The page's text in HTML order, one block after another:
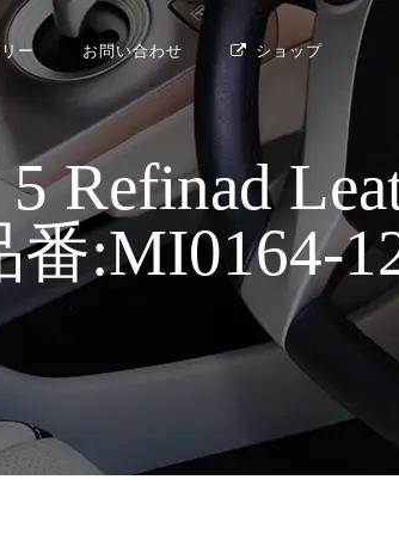
ー お問い合わせ ショップ
Refinad
番:MI0164-